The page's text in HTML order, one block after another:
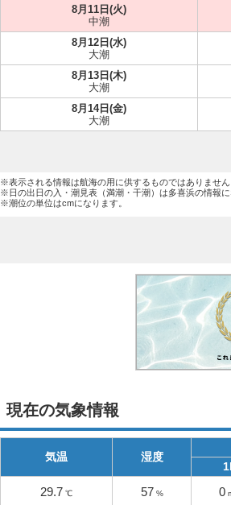
8月11日(火)
中潮
8月12日(水)
大潮
8月13日(木)
大潮
8月14日(金)
大潮
※表示される情報は航海の用に供するものではありませ
※日の出日の入・潮見表（満潮・干潮）は多喜浜の情報に
※潮位の単位はcmになります。
現在の気象情報
気温 湿度
29.7 ℃ 57 % 0